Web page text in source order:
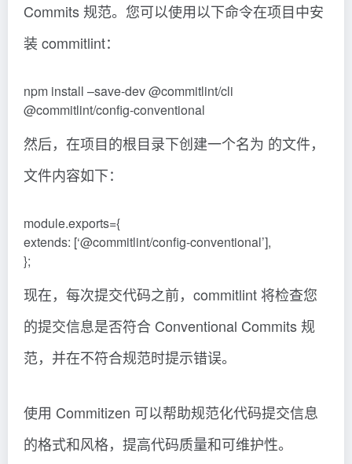
Commits 规范。您可以使用以下命令在项目中安
装 commitlint：
npm install –save-dev @commitlint/cli
@commitlint/config-conventional
然后，在项目的根目录下创建一个名为 的文件，
文件内容如下：
module.exports={
extends: [‘@commitlint/config-conventional’],
};
现在，每次提交代码之前，commitlint 将检查您
的提交信息是否符合 Conventional Commits 规
范，并在不符合规范时提示错误。
使用 Commitizen 可以帮助规范化代码提交信息
的格式和风格，提高代码质量和可维护性。